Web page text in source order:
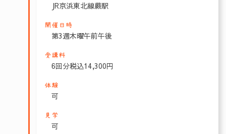
JR京浜東北線蕨駅
開催日時
第3週木曜午前午後
受講料
6回分税込14,300円
体験
可
見学
可